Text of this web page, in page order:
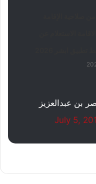
بن عبدالعزيز
July 5,